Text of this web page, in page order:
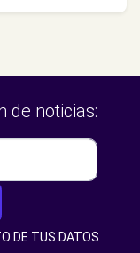
de noticias:
DE TUS DATOS